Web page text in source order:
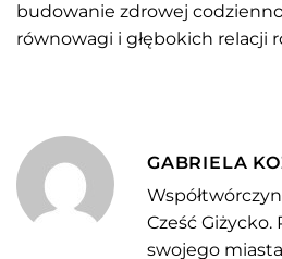
budowanie zdrowej
równowagi i głębokich relacji
GABRIELA
Cześć
swojego